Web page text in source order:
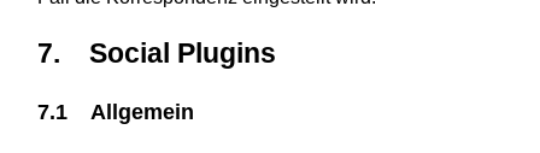
7. Social Plugins
7.1 Allgemein